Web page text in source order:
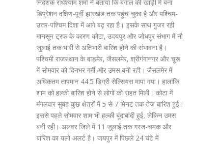
निदेशक राधेश्याम शर्मा ने बताया कि बंगाल की खाड़ी में बना
डिप्रेशन दक्षिण-पूर्वी झारखंड तक पहुंच चुका है और पश्चिम-
उत्तर-पश्चिम दिशा में आगे बढ़ रहा है। इसके साथ गुजर रही
मानसून ट्रफ के कारण कोटा, उदयपुर और जोधपुर संभाग में नौ
जुलाई तक भारी से अतिभारी बारिश होने की संभावना है।
पश्चिमी राजस्थान के बाड़मेर, जैसलमेर, श्रीगंगानगर और चूरू
में सोमवार को दिनभर गर्मी और उमस बनी रही। जैसलमेर में
अधिकतम तापमान 44.5 डिग्री सेल्सियस मापा गया। हालांकि
शाम को हल्की बारिश होने से लोगों को राहत मिली। कोटा में
मंगलवार सुबह कुछ क्षेत्रों में 5 से 7 मिनट तक तेज बारिश हुई।
इससे पहले सोमवार शाम भी हल्की बूंदाबांदी हुई, लेकिन उमस
बनी रही। अलवर जिले में 11 जुलाई तक गरज-चमक और
बारिश का यलो अलर्ट है। जयपुर में पिछले 24 घंटे में